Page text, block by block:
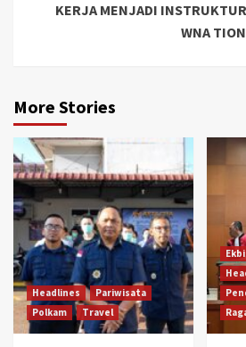
KERJA MENJADI
WNA
More Stories
Headlines
Pariwisata
Polkam
Travel